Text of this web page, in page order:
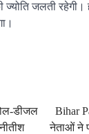
ज्योति जलती रहेगी।
डीजल
Bihar
नेताओं ने